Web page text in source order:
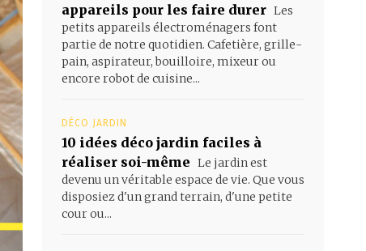
appareils pour les faire durer Les
petits appareils électroménagers font
partie de notre quotidien. Cafetière, grille-
pain, aspirateur, bouilloire, mixeur ou
encore robot de cuisine...
DÉCO JARDIN
10 idées déco jardin faciles à
réaliser soi-même Le jardin est
devenu un véritable espace de vie. Que vous
disposiez d'un grand terrain, d'une petite
cour ou...